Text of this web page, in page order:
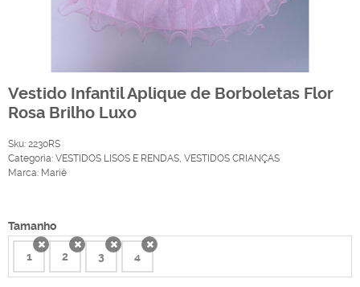
Vestido Infantil Aplique de Borboletas Flor
Rosa Brilho Luxo
Sku: 2230RS
Categoria: VESTIDOS LISOS E RENDAS, VESTIDOS CRIANÇAS
Marca: Mariê
Tamanho
1 2 3 4